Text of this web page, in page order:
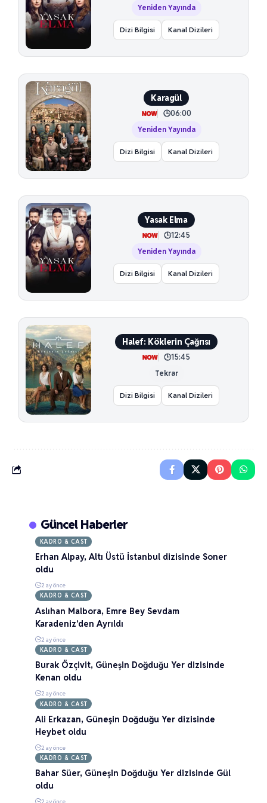
Yeniden Yayında
Dizi Bilgisi Kanal Dizileri
Karagül
06:00
Yeniden Yayında
Dizi Bilgisi Kanal Dizileri
Yasak Elma
12:45
Yeniden Yayında
Dizi Bilgisi Kanal Dizileri
Halef: Köklerin Çağrısı
15:45
Tekrar
Dizi Bilgisi Kanal Dizileri
Güncel Haberler
KADRO & CAST
Erhan Alpay, Altı Üstü İstanbul dizisinde Soner
oldu
2 ay önce
KADRO & CAST
Aslıhan Malbora, Emre Bey Sevdam
Karadeniz’den Ayrıldı
2 ay önce
KADRO & CAST
Burak Özçivit, Güneşin Doğduğu Yer dizisinde
Kenan oldu
2 ay önce
KADRO & CAST
Ali Erkazan, Güneşin Doğduğu Yer dizisinde
Heybet oldu
2 ay önce
KADRO & CAST
Bahar Süer, Güneşin Doğduğu Yer dizisinde Gül
oldu